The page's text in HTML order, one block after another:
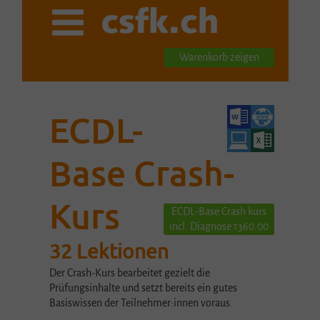
ECDL-Base Crash kurs
incl. Diagnose 1360.00
ECDL-
Base Crash-
Kurs
32 Lektionen
Der Crash-Kurs bearbeitet gezielt die
Prüfungsinhalte und setzt bereits ein gutes
Basiswissen der Teilnehmer:innen voraus.
Warenkorb zeigen